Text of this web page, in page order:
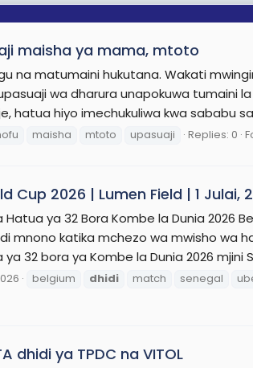
maisha ya mama, mtoto
na matumaini hukutana. Wakati
wa dharura unapokuwa tumaini la
hatua hiyo imechukuliwa kwa sababu
maisha mtoto upasuaji Replies: 0
Cup 2026 | Lumen Field | 1 Julai,
ya 32 Bora Kombe la Dunia 2026
mnono katika mchezo wa mwisho wa
32 bora ya Kombe la Dunia 2026 mjini
belgium dhidi match senegal
dhidi ya TPDC na VITOL